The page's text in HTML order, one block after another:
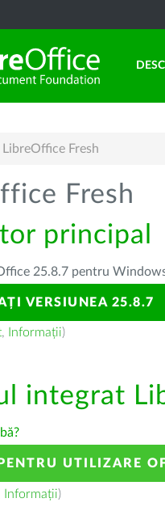
LibreOffice Fresh
Fresh
principal
25.8.7 pentru
VERSIUNEA 25.8.7
, Informații)
integrat
UTILIZARE
Informații)